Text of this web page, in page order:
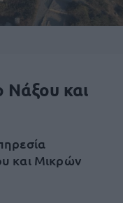
Νάξου και
και Μικρών